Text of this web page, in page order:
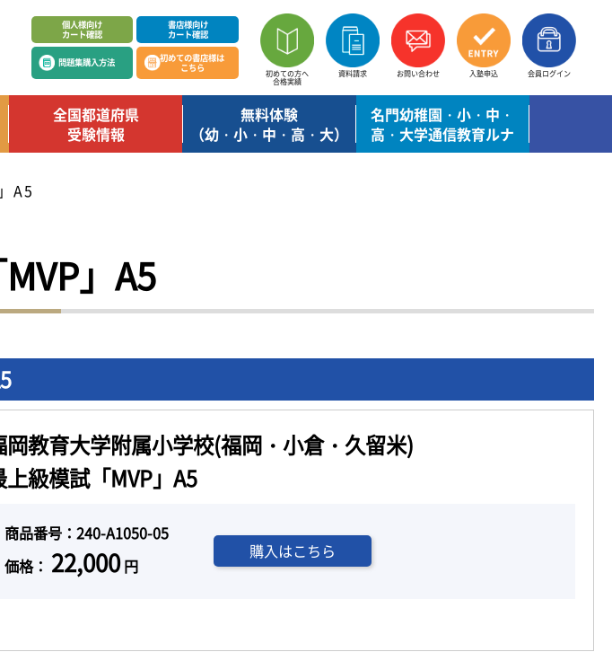
個人様向け
カート確認
書店様向け
カート確認
問題集購入方法 初めての書店様は
こちら 初めての方へ
合格実績
資料請求 お問い合わせ 入塾申込 会員ログイン
全国都道府県
受験情報
無料体験
（幼・小・中・高・大）
名門幼稚園・小・中・
高・大学通信教育ルナ
A5
」A5
岡教育大学附属小学校(福岡・小倉・久留米)
上級模試「MVP」A5
商品番号：240-A1050-05
価格： 22,000円
購入はこちら